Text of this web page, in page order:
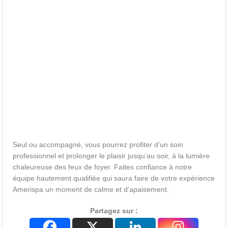
Seul ou accompagné, vous pourrez profiter d’un soin
professionnel et prolonger le plaisir jusqu’au soir, à la lumière
chaleureuse des feux de foyer. Faites confiance à notre
équipe hautement qualifiée qui saura faire de votre expérience
Amerispa un moment de calme et d’apaisement.
Partagez sur :